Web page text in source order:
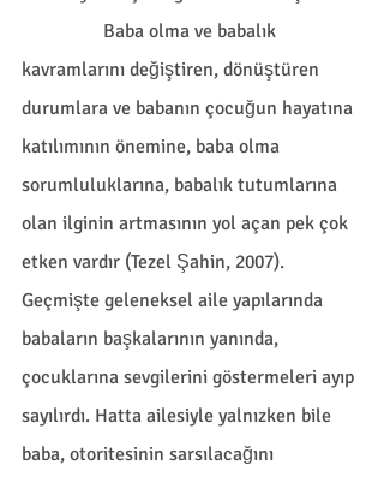
kavramlarını değiştiren, dönüştüren
durumlara ve babanın çocuğun hayatına
katılımının önemine, baba olma
sorumluluklarına, babalık tutumlarına
olan ilginin artmasının yol açan pek çok
etken vardır (Tezel Şahin, 2007).
Geçmişte geleneksel aile yapılarında
babaların başkalarının yanında,
çocuklarına sevgilerini göstermeleri ayıp
sayılırdı. Hatta ailesiyle yalnızken bile
baba, otoritesinin sarsılacağını